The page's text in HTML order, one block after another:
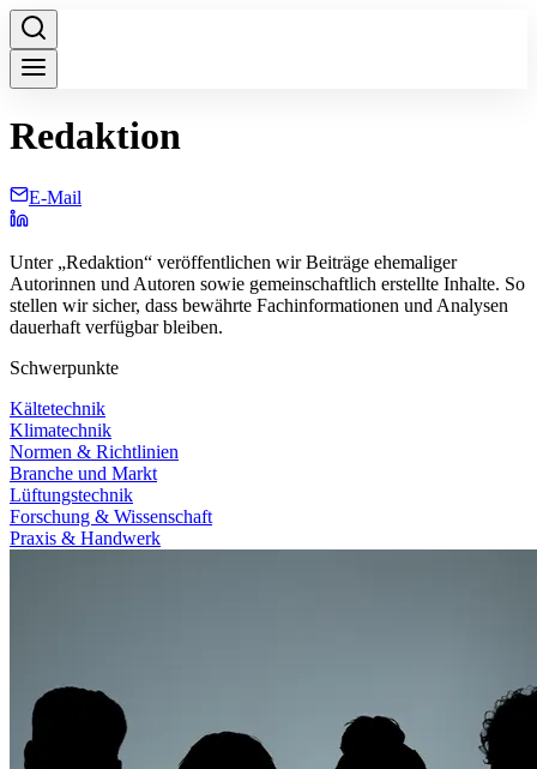
Redaktion
E-Mail
Unter „Redaktion“ veröffentlichen wir Beiträge ehemaliger
Autorinnen und Autoren sowie gemeinschaftlich erstellte Inhalte. So
stellen wir sicher, dass bewährte Fachinformationen und Analysen
dauerhaft verfügbar bleiben.
Schwerpunkte
Kältetechnik
Klimatechnik
Normen & Richtlinien
Branche und Markt
Lüftungstechnik
Forschung & Wissenschaft
Praxis & Handwerk